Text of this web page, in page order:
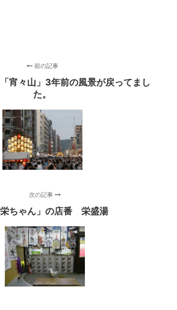
前の記事
宵々山」3年前の風景が戻ってまし
た。
次の記事
栄ちゃん」の店番 栄盛湯